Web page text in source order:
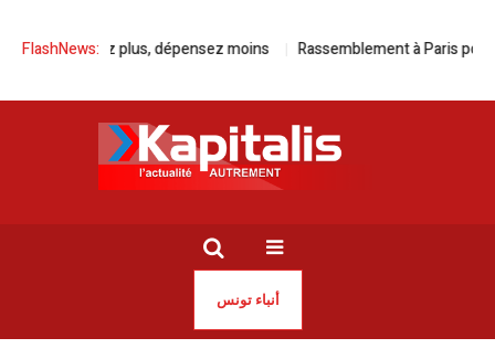
FlashNews:
Kia, roulez plus, dépensez moins Rassemblement à Paris pour la
أنباء تونس